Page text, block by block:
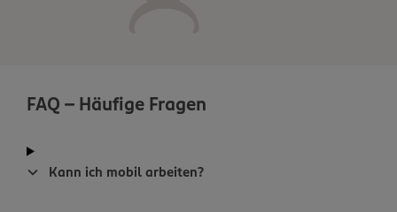
FAQ - Häufige Fragen
Kann ich mobil arbeiten?